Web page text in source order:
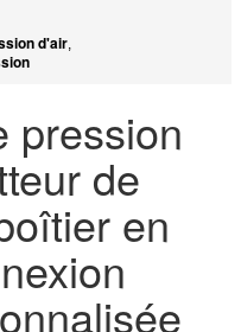
d'air,
pression
de
en